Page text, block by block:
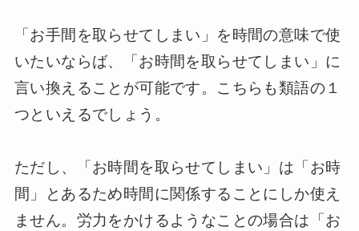
「お手間を取らせてしまい」を時間の意味で使
いたいならば、「お時間を取らせてしまい」に
言い換えることが可能です。こちらも類語の１
つといえるでしょう。
ただし、「お時間を取らせてしまい」は「お時
間」とあるため時間に関係することにしか使え
ません。労力をかけるようなことの場合は「お